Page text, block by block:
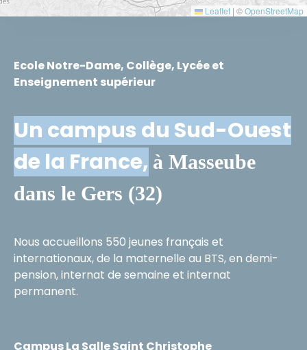
Leaflet | ©OpenStreetMap
Ecole Notre-Dame, Collège, Lycée et
Enseignement supérieur
Un campus du Sud-Ouest
de la France, à Masseube
dans le Gers (32)
Nous accueillons 550 jeunes français et
internationaux, de la maternelle au BTS, en demi-
pension, internat de semaine et internat
permanent.
Campus La Salle Saint Christophe